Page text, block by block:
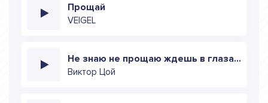
Прощай
VEIGEL
Не знаю не прощаю ждешь в глазах моих печаль
Виктор Цой